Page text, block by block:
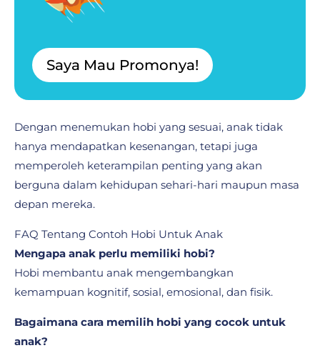
Saya Mau Promonya!
Dengan menemukan hobi yang sesuai, anak tidak
hanya mendapatkan kesenangan, tetapi juga
memperoleh keterampilan penting yang akan
berguna dalam kehidupan sehari-hari maupun masa
depan mereka.
FAQ Tentang Contoh Hobi Untuk Anak
Mengapa anak perlu memiliki hobi?
Hobi membantu anak mengembangkan
kemampuan kognitif, sosial, emosional, dan fisik.
Bagaimana cara memilih hobi yang cocok untuk
anak?